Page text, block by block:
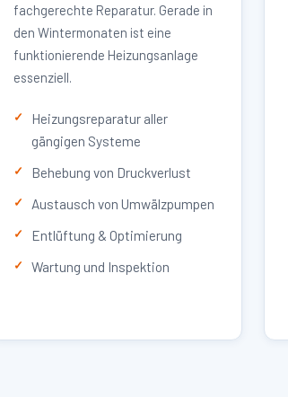
fachgerechte Reparatur. Gerade in
den Wintermonaten ist eine
funktionierende Heizungsanlage
essenziell.
Heizungsreparatur aller
gängigen Systeme
Behebung von Druckverlust
Austausch von Umwälzpumpen
Entlüftung & Optimierung
Wartung und Inspektion